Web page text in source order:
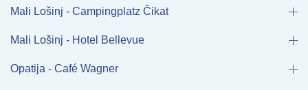
Mali Lošinj - Campingplatz Čikat
Mali Lošinj - Hotel Bellevue
Opatija - Café Wagner